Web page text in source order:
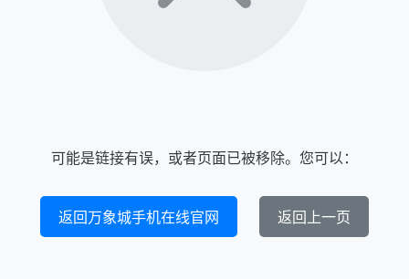
可能是链接有误，或者页面已被移除。您可以：
返回万象城手机在线官网 返回上一页